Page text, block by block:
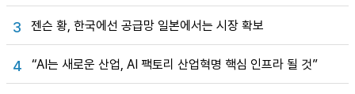
3 젠슨 황, 한국에선 공급망 일본에서는 시장 확보
4 “AI는 새로운 산업, AI 팩토리 산업혁명 핵심 인프라 될 것”